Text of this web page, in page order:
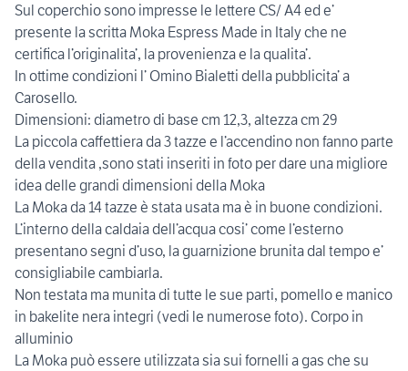
Sul coperchio sono impresse le lettere CS/ A4 ed e’
presente la scritta Moka Espress Made in Italy che ne
certifica l’originalita’, la provenienza e la qualita’.
In ottime condizioni l’ Omino Bialetti della pubblicita’ a
Carosello.
Dimensioni: diametro di base cm 12,3, altezza cm 29
La piccola caffettiera da 3 tazze e l’accendino non fanno parte
della vendita ,sono stati inseriti in foto per dare una migliore
idea delle grandi dimensioni della Moka
La Moka da 14 tazze è stata usata ma è in buone condizioni.
L’interno della caldaia dell’acqua cosi’ come l’esterno
presentano segni d’uso, la guarnizione brunita dal tempo e’
consigliabile cambiarla.
Non testata ma munita di tutte le sue parti, pomello e manico
in bakelite nera integri (vedi le numerose foto). Corpo in
alluminio
La Moka può essere utilizzata sia sui fornelli a gas che su